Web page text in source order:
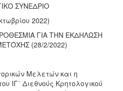
ΣΥΝΕΔΡΙΟ
2022)
ΓΙΑ ΤΗΝ ΕΚΔΗΛΩΣΗ
(28/2/2022)
Μελετών και η
ΙΓ΄ Διεθνούς Κρητολογικού